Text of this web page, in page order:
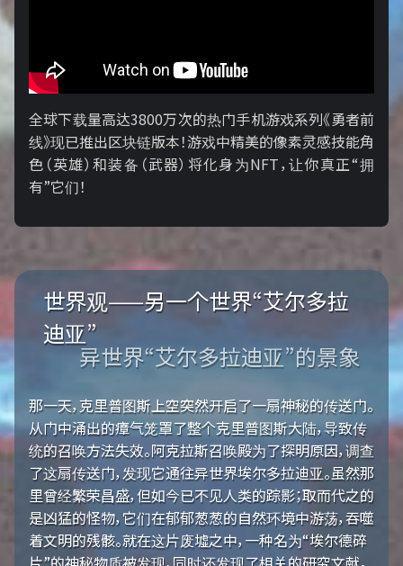
全球下载量高达3800万次的热门手机游戏系列《勇者前
线》现已推出区块链版本！游戏中精美的像素灵感技能角
色（英雄）和装备（武器）将化身为NFT，让你真正“拥
有”它们！
世界观——另一个世界“艾尔多拉
迪亚”
异世界“艾尔多拉迪亚”的景象
那一天，克里普图斯上空突然开启了一扇神秘的传送门。
从门中涌出的瘴气笼罩了整个克里普图斯大陆，导致传
统的召唤方法失效。阿克拉斯召唤殿为了探明原因，调查
了这扇传送门，发现它通往异世界埃尔多拉迪亚。虽然那
里曾经繁荣昌盛，但如今已不见人类的踪影；取而代之的
是凶猛的怪物，它们在郁郁葱葱的自然环境中游荡，吞噬
着文明的残骸。就在这片废墟之中，一种名为“埃尔德碎